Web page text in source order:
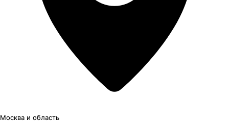
Москва и область